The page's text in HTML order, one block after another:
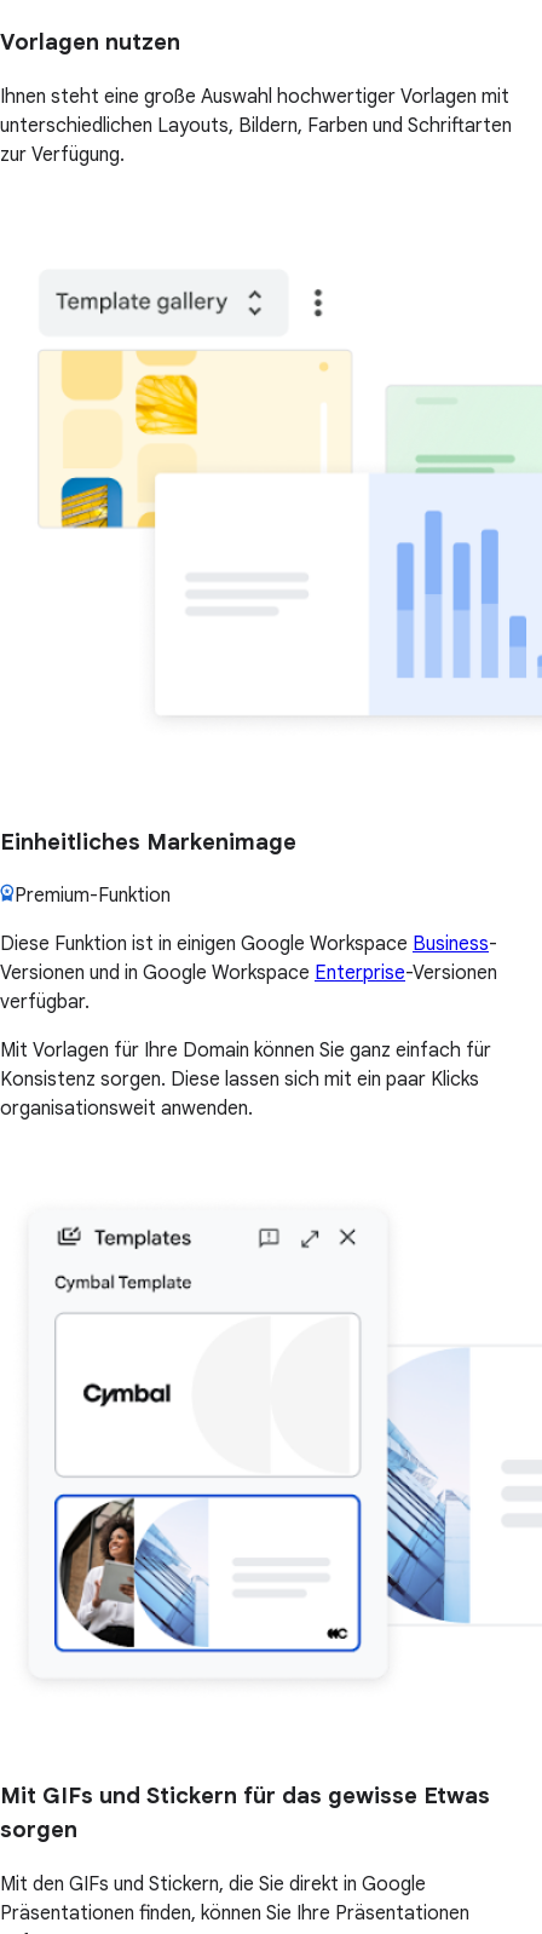
Vorlagen nutzen
Ihnen steht eine große Auswahl hochwertiger Vorlagen mit
unterschiedlichen Layouts, Bildern, Farben und Schriftarten
zur Verfügung.
Einheitliches Markenimage
Premium-Funktion
Diese Funktion ist in einigen Google Workspace Business-
Versionen und in Google Workspace Enterprise-Versionen
verfügbar.
Mit Vorlagen für Ihre Domain können Sie ganz einfach für
Konsistenz sorgen. Diese lassen sich mit ein paar Klicks
organisationsweit anwenden.
Mit GIFs und Stickern für das gewisse Etwas
sorgen
Mit den GIFs und Stickern, die Sie direkt in Google
Präsentationen finden, können Sie Ihre Präsentationen